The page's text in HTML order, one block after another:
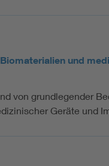
und
von grundlegender
Geräte und